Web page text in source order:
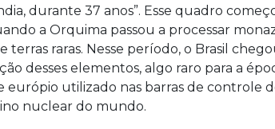
durante 37 anos”. Esse quadro
a Orquima passou a processar
terras raras. Nesse período, o Brasil
desses elementos, algo raro para a
európio utilizado nas barras de controle
nuclear do mundo.